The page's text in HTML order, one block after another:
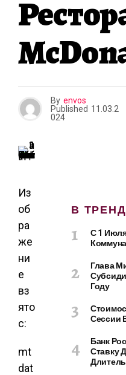
By envos
Published 11.03.2
024
Из
об
ра
же
ни
е
вз
ято
с:
mt
dat
В
С 1
Глава
Году
Сессии
Банк
Ставку